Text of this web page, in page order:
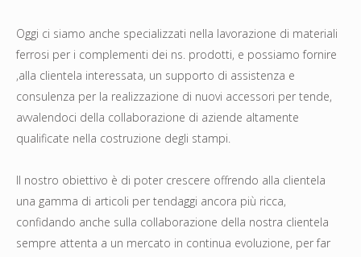
Oggi ci siamo anche specializzati nella lavorazione di materiali
ferrosi per i complementi dei ns. prodotti, e possiamo fornire
,alla clientela interessata, un supporto di assistenza e
consulenza per la realizzazione di nuovi accessori per tende,
avvalendoci della collaborazione di aziende altamente
qualificate nella costruzione degli stampi.
Il nostro obiettivo è di poter crescere offrendo alla clientela
una gamma di articoli per tendaggi ancora più ricca,
confidando anche sulla collaborazione della nostra clientela
sempre attenta a un mercato in continua evoluzione, per far